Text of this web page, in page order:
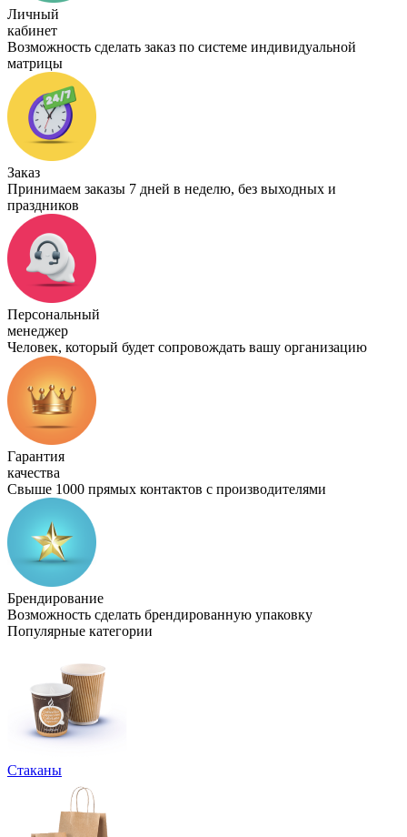
Личный
кабинет
Возможность сделать заказ по системе индивидуальной
матрицы
Заказ
Принимаем заказы 7 дней в неделю, без выходных и
праздников
Персональный
менеджер
Человек, который будет сопровождать вашу организацию
Гарантия
качества
Свыше 1000 прямых контактов с производителями
Брендирование
Возможность сделать брендированную упаковку
Популярные категории
Стаканы